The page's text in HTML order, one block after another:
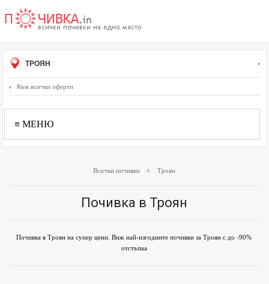
ТРОЯН
Към всички оферти
≡ МЕНЮ
Всички почивки Троян
Почивка в Троян
Почивка в Троян на супер цени. Виж най-изгодните почивки за Троян с до -90%
отстъпка